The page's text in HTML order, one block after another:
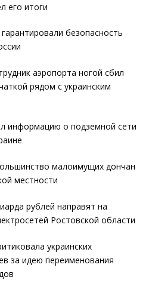
его итоги
безопасность
аэропорта ногой сбил
рядом с украинским
информацию о подземной сети
малоимущих дончан
местности
рублей направят на
Ростовской области
украинских
за идею переименования